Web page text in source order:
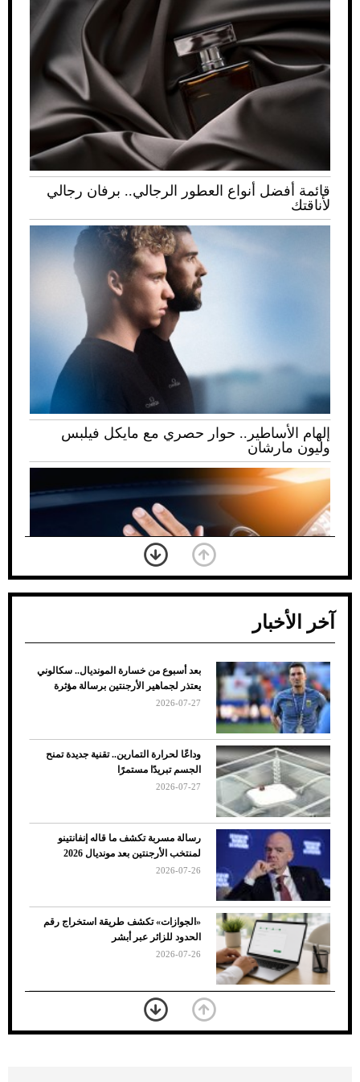
قائمة أفضل أنواع العطور الرجالي.. برفان رجالي
لأناقتك
إلهام الأساطير.. حوار حصري مع مايكل فيلبس
وليون مارشان
ضعف تبريد مكيف السيارة عند الوقوف.. أشهر
الأسباب والحلول
7 نصائح لاختيار لون البنطلون المناسب للقميص
الأسود
آخر الأخبار
بعد أسبوع من خسارة المونديال.. سكالوني
يعتذر لجماهير الأرجنتين برسالة مؤثرة
2026-07-27
وداعًا لحرارة التمارين.. تقنية جديدة تمنح
الجسم تبريدًا مستمرًا
2026-07-27
رسالة مسربة تكشف ما قاله إنفانتينو
لمنتخب الأرجنتين بعد مونديال 2026
2026-07-26
«الجوازات» تكشف طريقة استخراج رقم
الحدود للزائر عبر أبشر
2026-07-26
بعد 7 أشهر من تعرضه لحادث مروع.. جوشوا
يفوز على برينغا بـ"الضربة القاضية" (فيديو)